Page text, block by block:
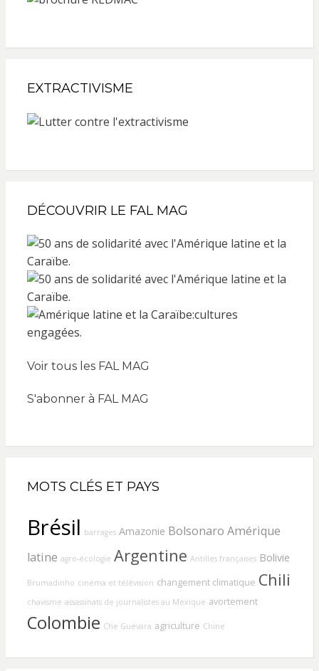
EXTRACTIVISME
DÉCOUVRIR LE FAL MAG
Voir tous les FAL MAG
S'abonner à FAL MAG
MOTS CLÉS ET PAYS
Brésil barrages Amazonie Bolsonaro Amérique
latine agro-écologie Argentine Antilles françaises Bolivie
Brumadinho cinéma et télévision changement climatique Chili
chavisme assassinats de journalistes au Mexique avortement
Colombie Che Guevara agriculture Chine